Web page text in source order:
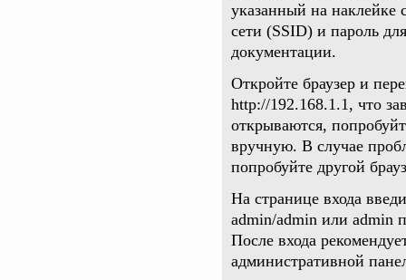
указанный на наклейке
сети (SSID) и пароль
документации.
Откройте браузер и
http://192.168.1.1, что
открываются,
вручную. В случае
попробуйте другой
На странице входа
admin/admin или admin
После входа
административной